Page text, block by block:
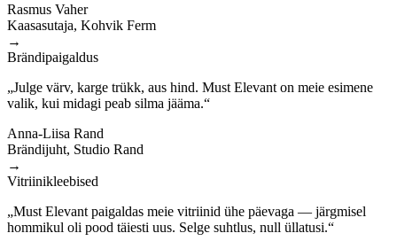
Rasmus Vaher
Kaasasutaja, Kohvik Ferm
→
Brändipaigaldus
„Julge värv, karge trükk, aus hind. Must Elevant on meie esimene
valik, kui midagi peab silma jääma.“
Anna-Liisa Rand
Brändijuht, Studio Rand
→
Vitriinikleebised
„Must Elevant paigaldas meie vitriinid ühe päevaga — järgmisel
hommikul oli pood täiesti uus. Selge suhtlus, null üllatusi.“